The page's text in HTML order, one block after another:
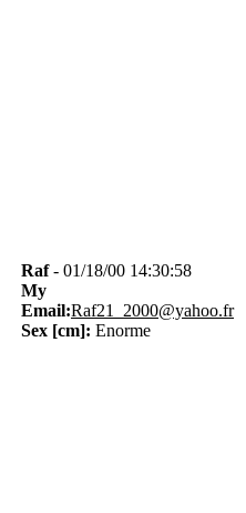
Raf- 01/18/00 14:30:58
My
Email:Raf21_2000@yahoo.fr
Sex [cm]: Enorme